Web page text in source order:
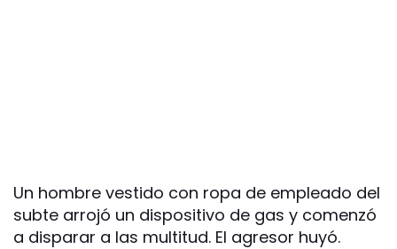
Un hombre vestido con ropa de empleado del
subte arrojó un dispositivo de gas y comenzó
a disparar a las multitud. El agresor huyó.